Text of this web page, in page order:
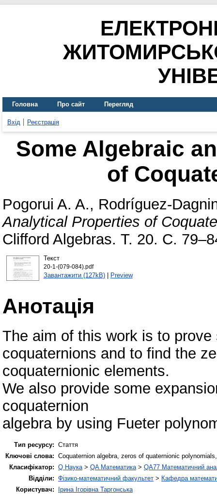
Головна Про сайт Перегляд
Вхід Реєстрація
Some Algebraic
of
Pogorui A. A., Rodríguez-
Analytical Properties of
Clifford Algebras. Т. 20. С.
Текст
20-1-(079-084).pdf
Завантажити (127kB)| Preview
Анотація
The aim of this work is to
coquaternions and to find the
coquaternionic elements.
We also provide some
coquaternion
algebra by using Fueter
Тип ресурсу: Стаття
Ключові слова: Coquaternion algebra, zeros of quaternionic
Класифікатор: Q Наука > QA Математика > QA77 Математичний
Відділи: Фізико-математичний факультет > Кафедра
Користувач:
Ірина Ігорівна Таргонська